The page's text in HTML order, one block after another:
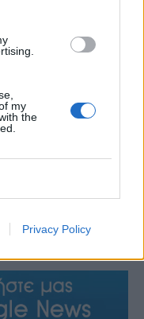
my
the
Privacy Policy
Βίκυς
ουσιαστικά
μας είναι η
τους δημότες, με
στις ανάγκες της